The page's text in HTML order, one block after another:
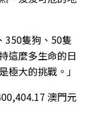
350隻狗、50隻
這麼多生命的日
極大的挑戰。」
澳門元